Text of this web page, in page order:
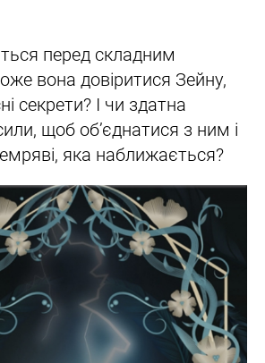
перед складним
вона довіритися Зейну,
секрети? І чи здатна
щоб об’єднатися з ним і
яка наближається?